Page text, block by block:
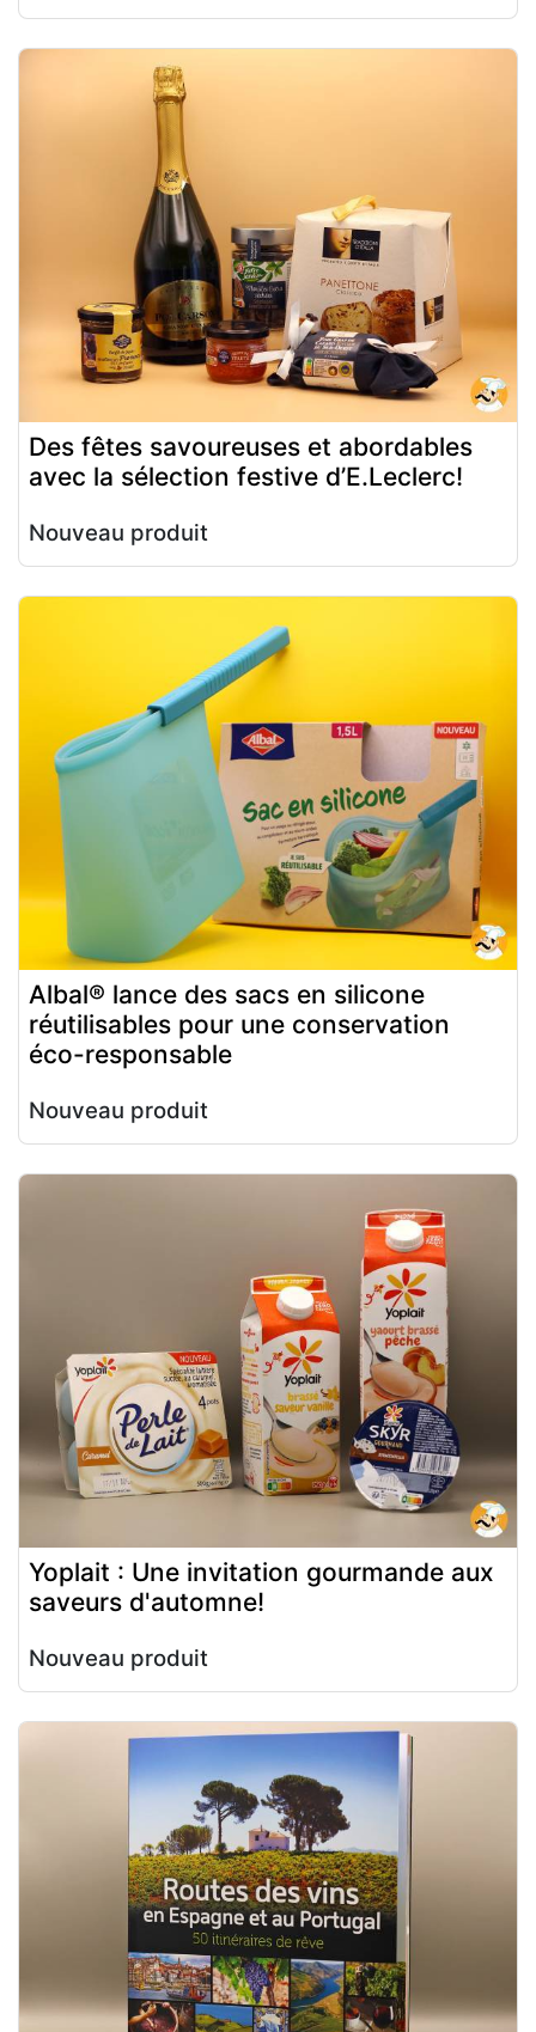
Des fêtes savoureuses et abordables
avec la sélection festive d’E.Leclerc!
Nouveau produit
Albal® lance des sacs en silicone
réutilisables pour une conservation
éco-responsable
Nouveau produit
Yoplait : Une invitation gourmande aux
saveurs d'automne!
Nouveau produit